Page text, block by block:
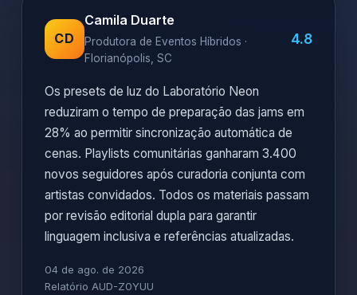
CD
Camila Duarte
Produtora de Eventos Híbridos ·
Florianópolis, SC
4.8
Os presets de luz do Laboratório Neon
reduziram o tempo de preparação das jams em
28% ao permitir sincronização automática de
cenas. Playlists comunitárias ganharam 3.400
novos seguidores após curadoria conjunta com
artistas convidados. Todos os materiais passam
por revisão editorial dupla para garantir
linguagem inclusiva e referências atualizadas.
04 de ago. de 2026
Relatório AUD-Z0YUU